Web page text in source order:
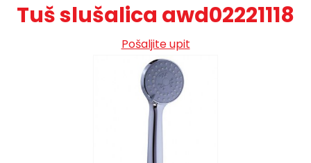
Tuš slušalica awd02221118
Pošaljite upit